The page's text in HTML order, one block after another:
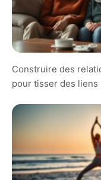
Construire des
pour tisser des liens